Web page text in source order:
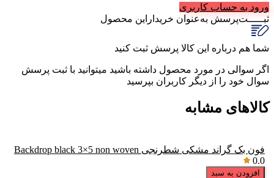
ورود به حساب کاربری
ثبـــــت‌پرسش به‌عنوان ‌خریدار‌این‌ محصول
شما هم درباره این کالا پرسش ثبت کنید
اگر سوالی در مورد محصول داشته باشید میتوانید با ثبت پرسش
سوال خود را از دیگر کاربران بپرسید
کالاهای مشابه
فون بک گراند مشکی شطرنجی Backdrop black 3×5 non woven
0.0
افزودن به سبد